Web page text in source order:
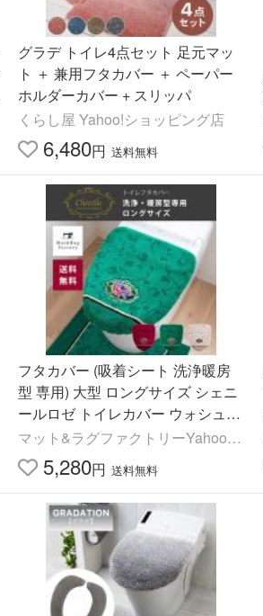
グラデ トイレ4点セット 足元マッ
ト ＋ 兼用フタカバー ＋ ペーパー
ホルダーカバー + スリッパ
くらし屋 Yahoo!ショッピング店
6,480円 送料無料
フタカバー (吸着シート 洗浄暖房
型 専用) 大型 ロングサイズ シェニ
ールロゼ トイレカバー ウォシュレ
ット 高級 シェニール織 洗える オ
カ
マット&ラグファクトリーYahoo!
店 5,280円 送料無料